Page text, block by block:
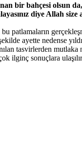
bir bahçesi olsun
diye Allah size
patlamaların
ayette nedense
tasvirlerden
ilginç sonuçlara